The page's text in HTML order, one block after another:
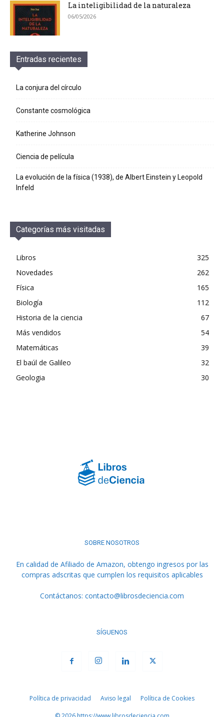
La inteligibilidad de la naturaleza
06/05/2026
Entradas recientes
La conjura del círculo
Constante cosmológica
Katherine Johnson
Ciencia de película
La evolución de la física (1938), de Albert Einstein y Leopold
Infeld
Categorías más visitadas
Libros
325
Novedades
262
Física
165
Biología
112
Historia de la ciencia
67
Más vendidos
54
Matemáticas
39
El baúl de Galileo
32
Geologia
30
SOBRE NOSOTROS
En calidad de Afiliado de Amazon, obtengo ingresos por las
compras adscritas que cumplen los requisitos aplicables
Contáctanos: contacto@librosdeciencia.com
SÍGUENOS
Política de privacidad Aviso legal Política de Cookies